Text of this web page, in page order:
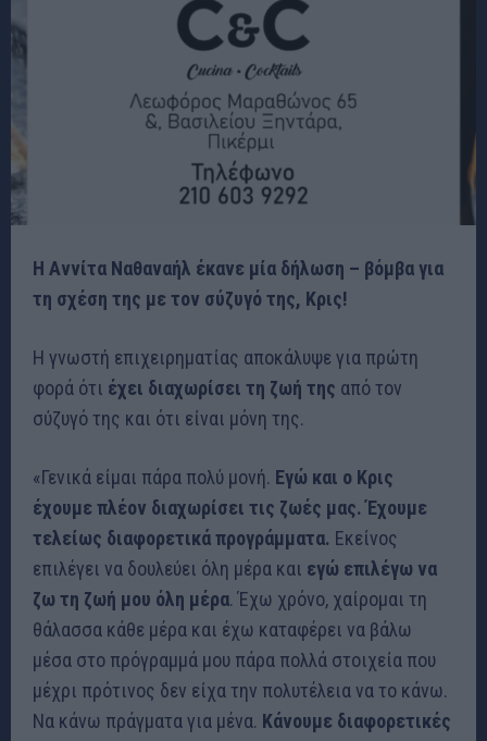
Η Αννίτα Ναθαναήλ έκανε μία δήλωση – βόμβα για
τη σχέση της με τον σύζυγό της, Κρις!
Η γνωστή επιχειρηματίας αποκάλυψε για πρώτη
φορά ότι έχει διαχωρίσει τη ζωή της από τον
σύζυγό της και ότι είναι μόνη της.
«Γενικά είμαι πάρα πολύ μονή. Εγώ και ο Κρις
έχουμε πλέον διαχωρίσει τις ζωές μας. Έχουμε
τελείως διαφορετικά προγράμματα. Εκείνος
επιλέγει να δουλεύει όλη μέρα και εγώ επιλέγω να
ζω τη ζωή μου όλη μέρα. Έχω χρόνο, χαίρομαι τη
θάλασσα κάθε μέρα και έχω καταφέρει να βάλω
μέσα στο πρόγραμμά μου πάρα πολλά στοιχεία που
μέχρι πρότινος δεν είχα την πολυτέλεια να το κάνω.
Να κάνω πράγματα για μένα. Κάνουμε διαφορετικές